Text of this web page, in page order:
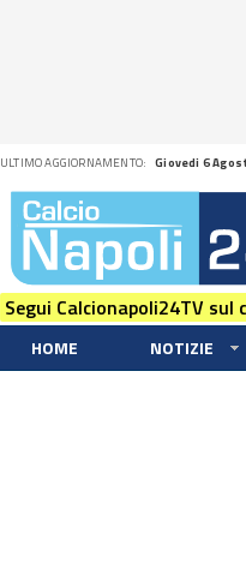
ULTIMO AGGIORNAMENTO: Giovedi 6
Segui Calcionapoli24TV sul
HOME NOTIZIE